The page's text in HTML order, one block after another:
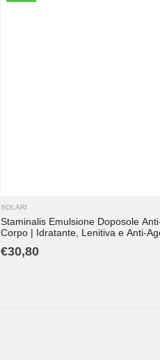
SOLARI
Staminalis Emulsione Doposole
Corpo | Idratante, Lenitiva e Anti-
€30,80